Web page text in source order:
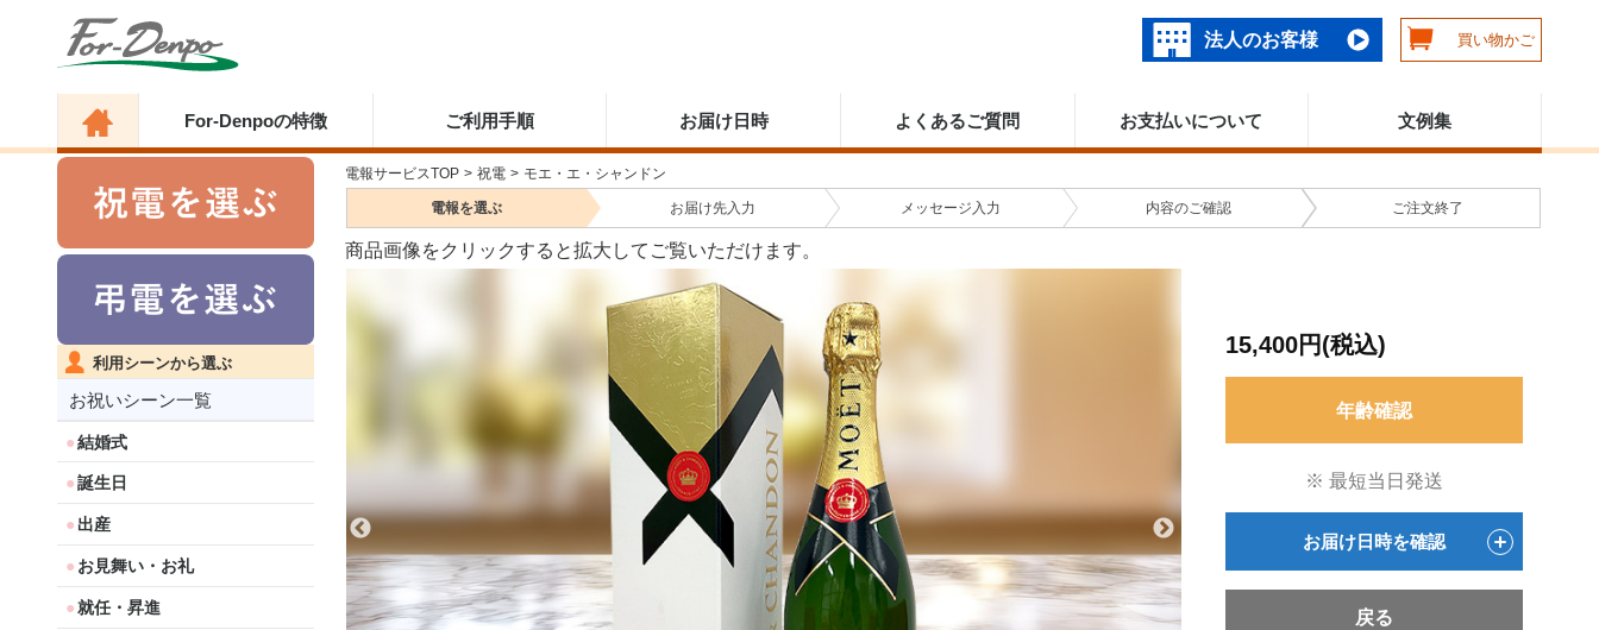
法人のお客様 買い物かご
For-Denpoの特徴 ご利用手順 お届け日時 よくあるご質問 お支払いについて 文例集
利用シーンから選ぶ
お祝いシーン一覧
結婚式
誕生日
出産
お見舞い・お礼
就任・昇進
電報サービスTOP > 祝電 > モエ・エ・シャンドン
電報を選ぶ お届け先入力 メッセージ 入力 内容の ご確認 ご注文終了
商品画像をクリックすると拡大してご覧いただけます。
15,400円(税込)
年齢確認
※ 最短当日発送
お届け日時を確認
戻る